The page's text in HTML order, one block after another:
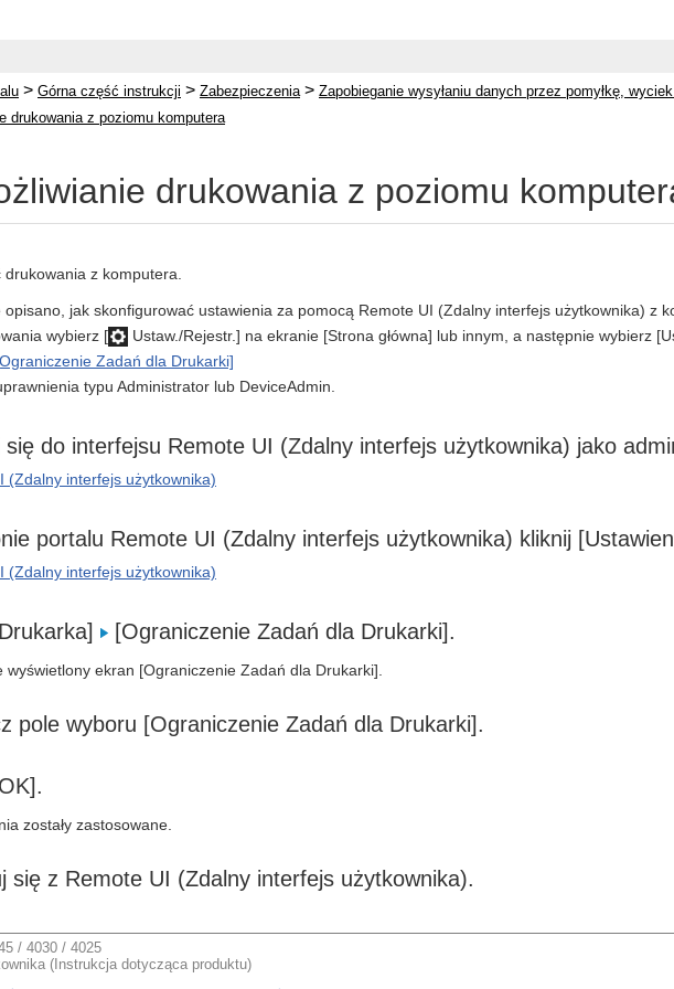
> Górna część instrukcji > Zabezpieczenia > Zapobieganie wysyłaniu danych przez pomyłkę,
drukowania z poziomu komputera
drukowania z poziomu
z komputera.
jak skonfigurować ustawienia za pomocą Remote UI (Zdalny interfejs użytkownika) z
wybierz [
Ustaw./Rejestr.] na ekranie [Strona główna] lub innym, a następnie wybierz
Zadań dla Drukarki]
typu Administrator lub DeviceAdmin.
się do interfejsu Remote UI (Zdalny interfejs użytkownika) jako
(Zdalny interfejs użytkownika)
portalu Remote UI (Zdalny interfejs użytkownika) kliknij
(Zdalny interfejs użytkownika)
[Ograniczenie Zadań dla Drukarki].
wyświetlony ekran [Ograniczenie Zadań dla Drukarki].
pole wyboru [Ograniczenie Zadań dla Drukarki].
zostały zastosowane.
się z Remote UI (Zdalny interfejs użytkownika).
/ 4030 / 4025
(Instrukcja dotycząca produktu)